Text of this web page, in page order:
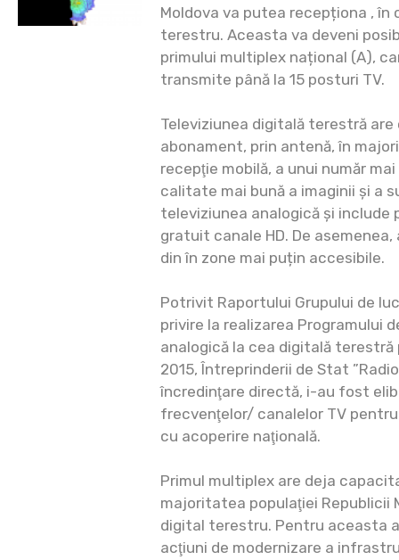
Moldova va putea recepționa , în
terestru. Aceasta va deveni
primului multiplex național (A),
transmite până la 15 posturi TV.
Televiziunea digitală terestră
abonament, prin antenă, în
recepţie mobilă, a unui număr
calitate mai bună a imaginii și a
televiziunea analogică și
gratuit canale HD. De
din în zone mai puțin accesibile.
Potrivit Raportului Grupului de
privire la realizarea Programului
analogică la cea digitală
2015, Întreprinderii de Stat
încredinţare directă, i-au fost
frecvenţelor/ canalelor TV
cu acoperire naţională.
Primul multiplex are deja
majoritatea populaţiei Republicii
digital terestru. Pentru aceasta
acţiuni de modernizare a